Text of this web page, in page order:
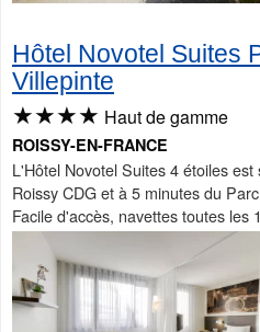
Hôtel Novotel Suites
Villepinte
★★★★ Haut de gamme
ROISSY-EN-FRANCE
L'Hôtel Novotel Suites 4 étoiles
Roissy CDG et à 5 minutes du
Facile d'accès, navettes toutes les